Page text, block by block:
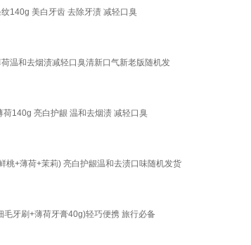
140g 美白牙齿 去除牙渍 减轻口臭
温和去烟渍减轻口臭清新口气新老版随机发
140g 亮白护龈 温和去烟渍 减轻口臭
桃+薄荷+茉莉) 亮白护龈温和去渍口味随机发货
牙刷+薄荷牙膏40g)轻巧便携 旅行必备